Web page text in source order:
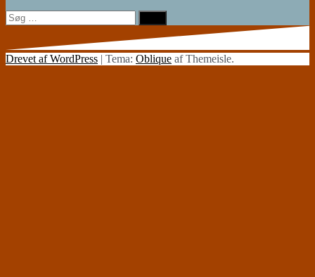
Søg
efter:
Drevet af WordPress | Tema: Oblique af Themeisle.